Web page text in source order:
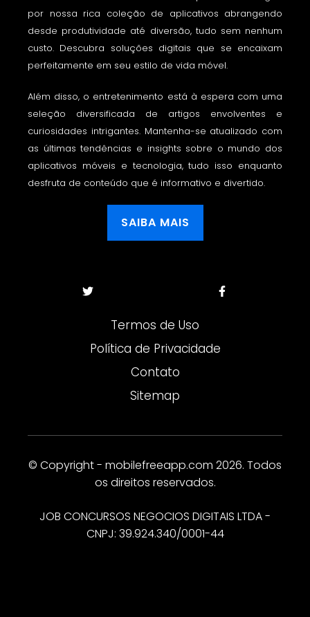
por nossa rica coleção de aplicativos abrangendo
desde produtividade até diversão, tudo sem nenhum
custo. Descubra soluções digitais que se encaixam
perfeitamente em seu estilo de vida móvel.
Além disso, o entretenimento está à espera com uma
seleção diversificada de artigos envolventes e
curiosidades intrigantes. Mantenha-se atualizado com
as últimas tendências e insights sobre o mundo dos
aplicativos móveis e tecnologia, tudo isso enquanto
desfruta de conteúdo que é informativo e divertido.
SAIBA MAIS
Termos de Uso
Política de Privacidade
Contato
Sitemap
© Copyright - mobilefreeapp.com 2026. Todos
os direitos reservados.
JOB CONCURSOS NEGOCIOS DIGITAIS LTDA -
CNPJ: 39.924.340/0001-44